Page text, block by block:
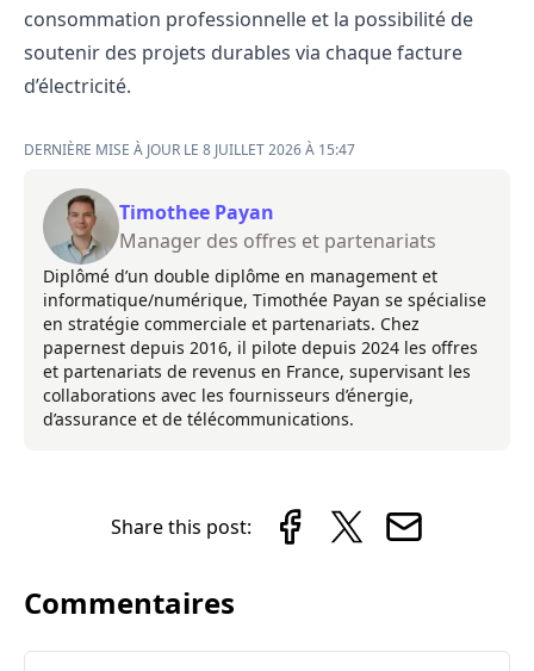
consommation professionnelle et la possibilité de
soutenir des projets durables via chaque facture
d’électricité.
DERNIÈRE MISE À JOUR LE 8 JUILLET 2026 À 15:47
Timothee Payan
Manager des offres et partenariats
Diplômé d’un double diplôme en management et
informatique/numérique, Timothée Payan se spécialise
en stratégie commerciale et partenariats. Chez
papernest depuis 2016, il pilote depuis 2024 les offres
et partenariats de revenus en France, supervisant les
collaborations avec les fournisseurs d’énergie,
d’assurance et de télécommunications.
Share this post:
Commentaires